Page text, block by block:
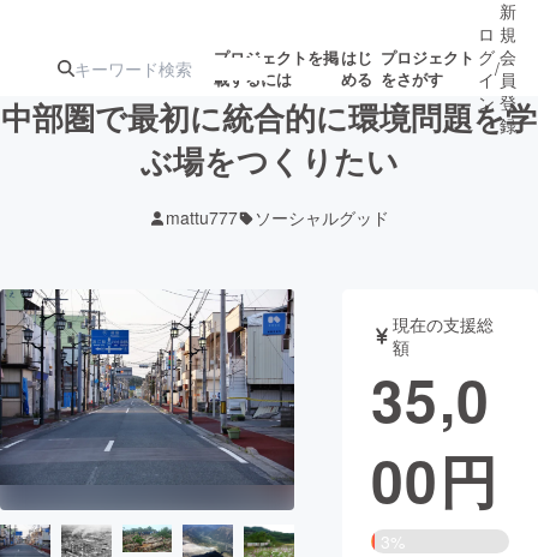
プロジェクトを掲
載するには
はじ
める
プロジェクト
をさがす
ジェクト
ロジェクト
アート・写真 音楽
テクノロジー・ガジェット ゲーム・
映像・映画 書籍・雑誌
ビジネス・起業 チャレンジ
ロ
グ
イ
ン
/
新
規
会
員
登
録
中部圏で最初に統合的に環境問題を学
ぶ場をつくりたい
mattu777 ソーシャルグッド
現在の支援総
額
35,0
00円
3%